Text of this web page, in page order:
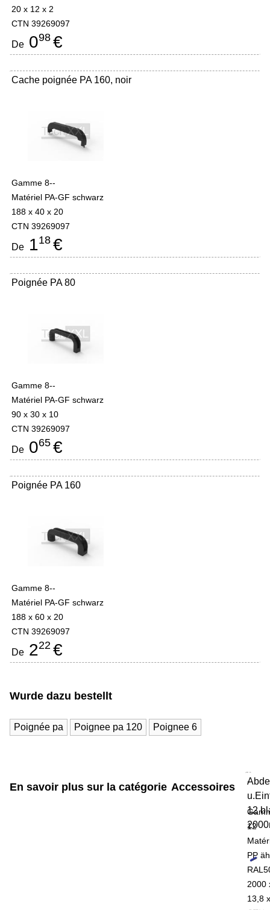
20 x 12 x 2
CTN 39269097
De 098 €
Cache poignée PA 160, noir
Gamme 8--
Matériel PA-GF schwarz
188 x 40 x 20
CTN 39269097
De 118 €
Poignée PA 80
Gamme 8--
Matériel PA-GF schwarz
90 x 30 x 10
CTN 39269097
De 065 €
Poignée PA 160
Gamme 8--
Matériel PA-GF schwarz
188 x 60 x 20
CTN 39269097
De 222 €
Wurde dazu bestellt
Poignée pa Poignee pa 120 Poignee 6
En savoir plus sur la catégorie Accessoires
12
-
12
PP
2000
13,8